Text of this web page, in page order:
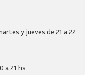
y jueves de 21 a 22
a 21 hs